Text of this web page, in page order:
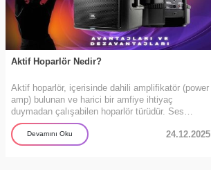
Aktif Hoparlör Nedir?
Aktif hoparlör, içerisinde dahili amplifikatör (power
amp) bulunan ve harici bir amfiye ihtiyaç
duymadan çalışabilen hoparlör türüdür. Ses
kaynağından (mikser, mikrofon, bilgisayar, DJ
kontrolcü vb.) gelen sinyali doğrudan alır ve kendi
amplifikatörüyle sesi yükselterek çıkış verir. Bu
Devamını Oku 24.12.2025